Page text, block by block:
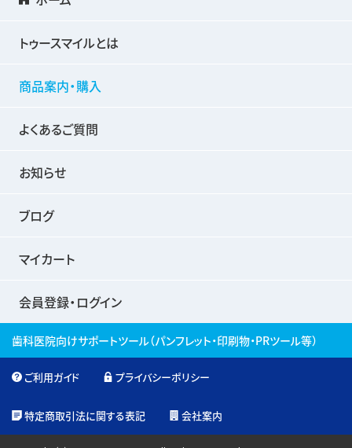
トゥースマイルとは
商品案内・購入
よくあるご質問
お知らせ
ブログ
マイカート
会員登録・ログイン
歯科医院向けサポートツール（パンフレット・印刷物・PRツール等）
ご利用ガイド プライバシーポリシー
特定商取引法に関する表記 会社案内